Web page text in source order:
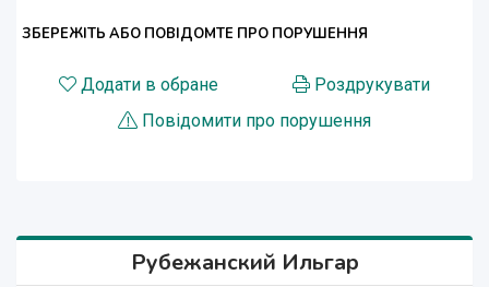
ЗБЕРЕЖІТЬ АБО ПОВІДОМТЕ ПРО ПОРУШЕННЯ
Додати в обране
Роздрукувати
Повідомити про порушення
Рубежанский Ильгар